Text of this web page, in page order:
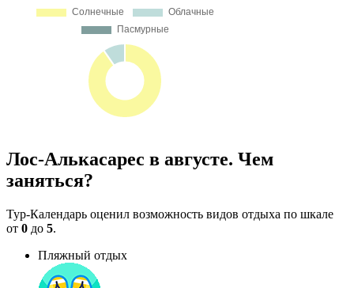
Лос-Алькасарес в августе. Чем
заняться?
Тур-Календарь оценил возможность видов отдыха по шкале
от 0 до 5.
Пляжный отдых